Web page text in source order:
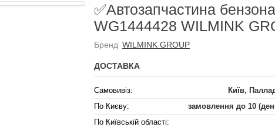
✅Автозапчастина
WG1444428 WILMINK
Бренд WILMINK GROUP
ДОСТАВКА
Самовивіз:
Київ,
По Києву:
замовлення до 10
По Київській області: